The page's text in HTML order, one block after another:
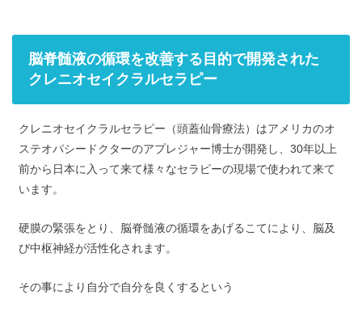
脳脊髄液の循環を改善する目的で開発された
クレニオセイクラルセラピー
クレニオセイクラルセラピー（頭蓋仙骨療法）はアメリカのオ
ステオパシードクターのアプレジャー博士が開発し、30年以上
前から日本に入って来て様々なセラピーの現場で使われて来て
います。
硬膜の緊張をとり、脳脊髄液の循環をあげるこてにより、脳及
び中枢神経が活性化されます。
その事により自分で自分を良くするという